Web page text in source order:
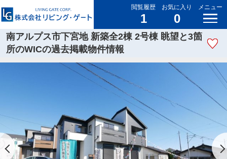
閲覧履歴
1
お気に入り
0
メニュー
南アルプス市下宮地 新築全2棟 2号棟 眺望と3箇
所のWICの過去掲載物件情報